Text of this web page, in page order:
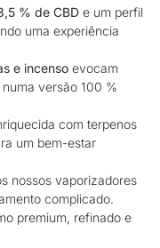
% de CBD e um perfil
uma experiência
e incenso evocam
versão 100 %
com terpenos
um bem-estar
nossos vaporizadores
complicado.
premium, refinado e